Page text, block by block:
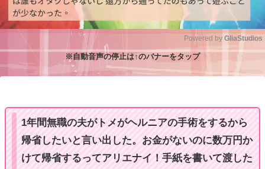
u
Powered by GliaStudios
※自動音声の停止は↑のバナーをタップ
1年間無職の夫がトメがヘルニアの手術をするから
帰省したいと言い出した。お金がないのに数万円か
けて帰省するってアリエナイ！手紙を書いて渡した